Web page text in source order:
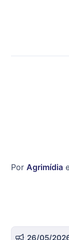
Por Agrimídia
26/05/